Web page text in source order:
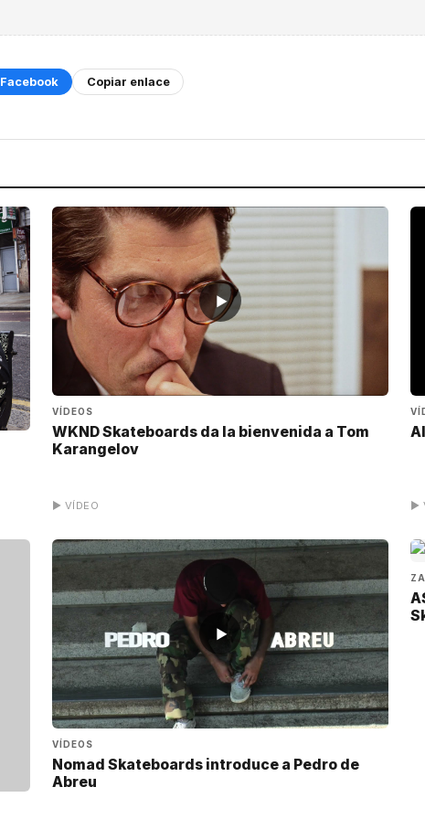
Facebook Copiar enlace
▶
VÍDEOS
WKND Skateboards da la bienvenida a Tom
Karangelov
▶ VÍDEO ▶
▶
VÍDEOS
Nomad Skateboards introduce a Pedro de
Abreu